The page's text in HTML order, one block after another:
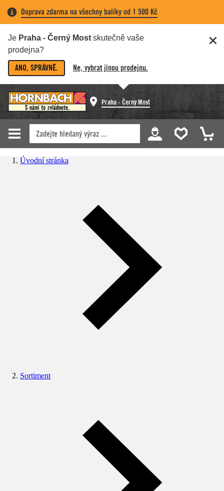
Doprava zdarma na všechny balíky od 1 500 Kč
Je Praha - Černý Most skutečně vaše
prodejna?
ANO, SPRÁVNĚ. Ne, vybrat jinou prodejnu.
Praha - Černý Most
Úvodní stránka
Sortiment